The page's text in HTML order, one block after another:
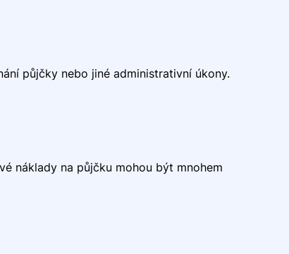
půjčky nebo jiné administrativní úkony.
náklady na půjčku mohou být mnohem